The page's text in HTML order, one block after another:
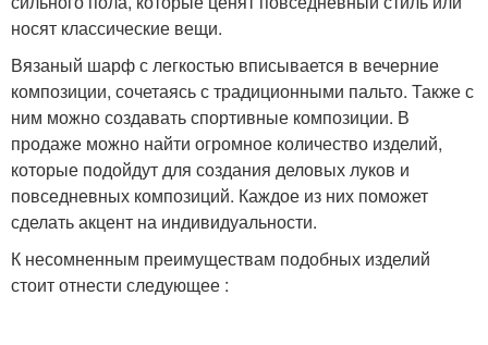
носят классические вещи.
Вязаный шарф с легкостью вписывается в вечерние
композиции, сочетаясь с традиционными пальто. Также с
ним можно создавать спортивные композиции. В
продаже можно найти огромное количество изделий,
которые подойдут для создания деловых луков и
повседневных композиций. Каждое из них поможет
сделать акцент на индивидуальности.
К несомненным преимуществам подобных изделий
стоит отнести следующее :